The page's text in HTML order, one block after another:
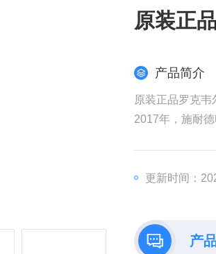
原装正
产品简介
原装正品罗克
2017年，施耐
全球工业部门越
更新时间：
产